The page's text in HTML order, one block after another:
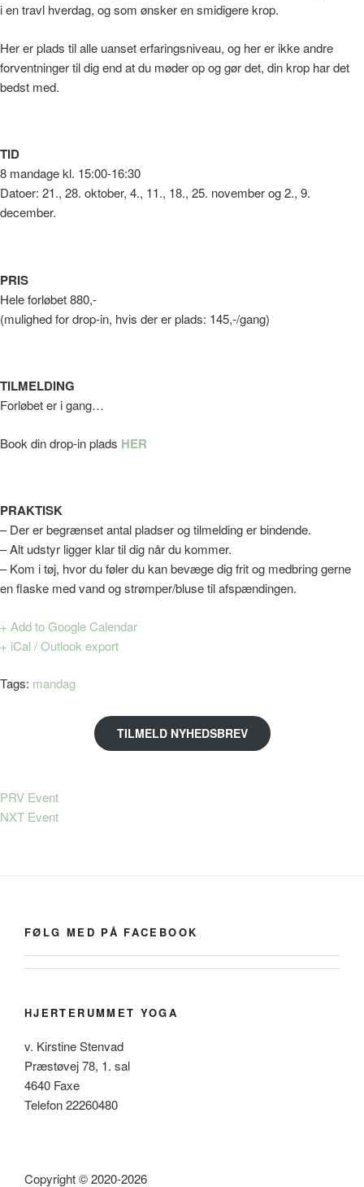
i en travl hverdag, og som ønsker en smidigere krop.
Her er plads til alle uanset erfaringsniveau, og her er ikke andre
forventninger til dig end at du møder op og gør det, din krop har det
bedst med.
TID
8 mandage kl. 15:00-16:30
Datoer: 21., 28. oktober, 4., 11., 18., 25. november og 2., 9.
december.
PRIS
Hele forløbet 880,-
(mulighed for drop-in, hvis der er plads: 145,-/gang)
TILMELDING
Forløbet er i gang…
Book din drop-in plads HER
PRAKTISK
– Der er begrænset antal pladser og tilmelding er bindende.
– Alt udstyr ligger klar til dig når du kommer.
– Kom i tøj, hvor du føler du kan bevæge dig frit og medbring gerne
en flaske med vand og strømper/bluse til afspændingen.
+ Add to Google Calendar
+ iCal / Outlook export
Tags: mandag
TILMELD NYHEDSBREV
PRV Event
NXT Event
FØLG MED PÅ FACEBOOK
HJERTERUMMET YOGA
v. Kirstine Stenvad
Præstøvej 78, 1. sal
4640 Faxe
Telefon 22260480
Copyright © 2020-2026